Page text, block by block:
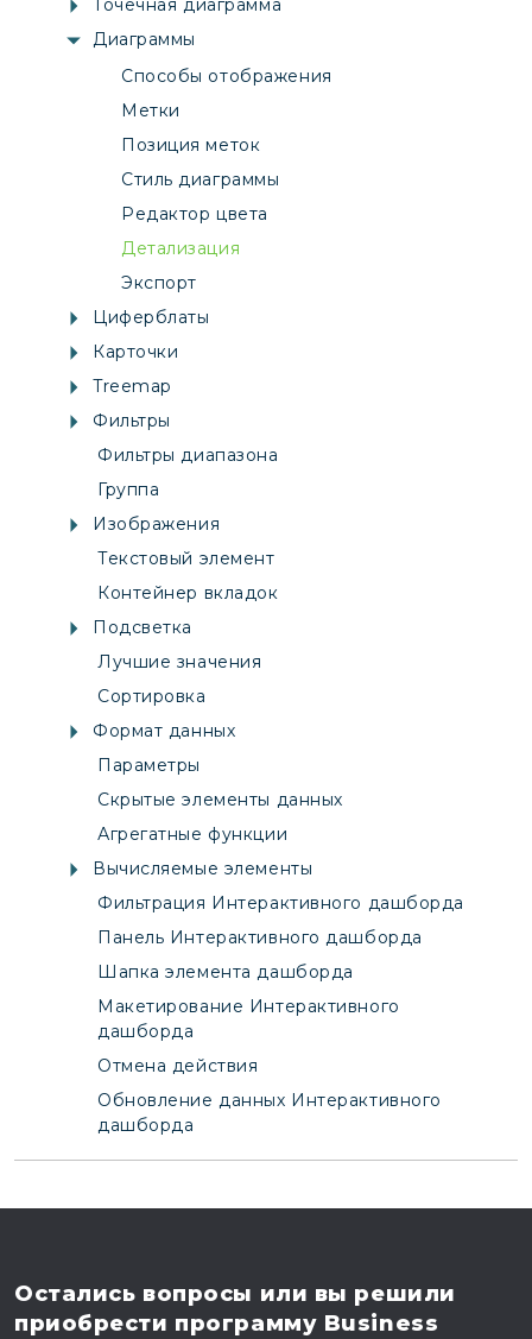
Точечная диаграмма
Диаграммы
Способы отображения
Метки
Позиция меток
Стиль диаграммы
Редактор цвета
Детализация
Экспорт
Циферблаты
Карточки
Treemap
Фильтры
Фильтры диапазона
Группа
Изображения
Текстовый элемент
Контейнер вкладок
Подсветка
Лучшие значения
Сортировка
Формат данных
Параметры
Скрытые элементы данных
Агрегатные функции
Вычисляемые элементы
Фильтрация Интерактивного дашборда
Панель Интерактивного дашборда
Шапка элемента дашборда
Макетирование Интерактивного
дашборда
Отмена действия
Обновление данных Интерактивного
дашборда
Остались вопросы или вы решили
приобрести программу Business